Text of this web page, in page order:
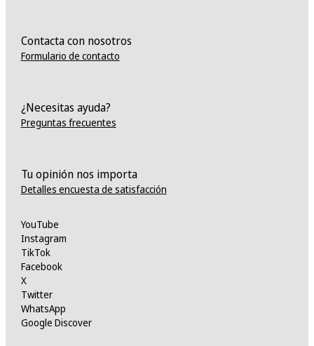
Contacta con nosotros
Formulario de contacto
¿Necesitas ayuda?
Preguntas frecuentes
Tu opinión nos importa
Detalles encuesta de satisfacción
YouTube
Instagram
TikTok
Facebook
X
Twitter
WhatsApp
Google Discover